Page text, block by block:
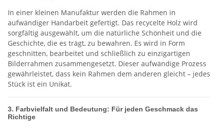
In einer kleinen Manufaktur werden die Rahmen in
aufwändiger Handarbeit gefertigt. Das recycelte Holz wird
sorgfältig ausgewählt, um die natürliche Schönheit und die
Geschichte, die es trägt, zu bewahren. Es wird in Form
geschnitten, bearbeitet und schließlich zu einzigartigen
Bilderrahmen zusammengesetzt. Dieser aufwändige Prozess
gewährleistet, dass kein Rahmen dem anderen gleicht – jedes
Stück ist ein Unikat.
3. Farbvielfalt und Bedeutung: Für jeden Geschmack das
Richtige